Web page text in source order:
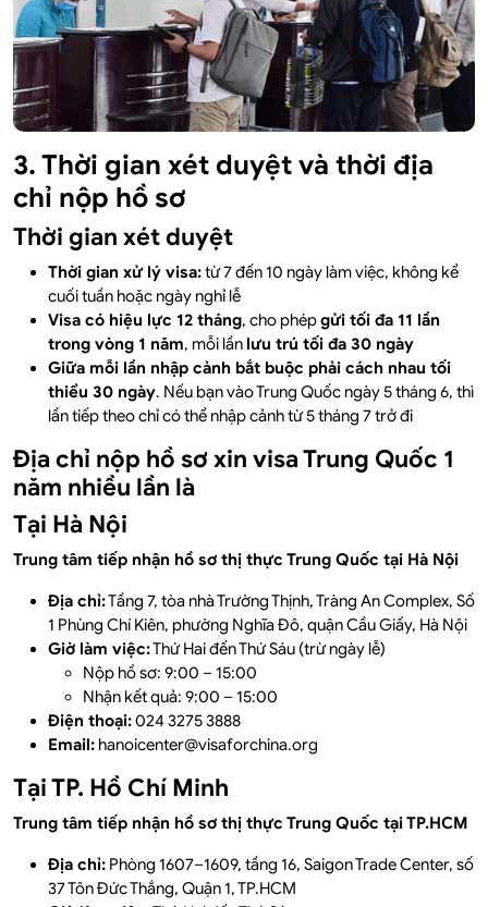
3. Thời gian xét duyệt và thời địa
chỉ nộp hồ sơ
Thời gian xét duyệt
Thời gian xử lý visa:từ 7 đến 10 ngày làm việc, không kể
cuối tuần hoặc ngày nghỉ lễ
Visa có hiệu lực 12 tháng, cho phépgửi tối đa 11 lần
trong vòng 1 năm, mỗi lần lưu trú tối đa 30 ngày
Giữa mỗi lần nhập cảnh bắt buộc phải cách nhau tối
thiểu 30 ngày. Nếu bạn vào Trung Quốc ngày 5 tháng 6, thì
lần tiếp theo chỉ có thể nhập cảnh từ 5 tháng 7 trở đi
Địa chỉ nộp hồ sơ xin visa Trung Quốc 1
năm nhiều lần là
Tại Hà Nội
Trung tâm tiếp nhận hồ sơ thị thực Trung Quốc tại Hà Nội
Địa chỉ:Tầng 7, tòa nhà Trường Thịnh, Tràng An Complex, Số
1 Phùng Chí Kiên, phường Nghĩa Đô, quận Cầu Giấy, Hà Nội
Giờ làm việc:Thứ Hai đến Thứ Sáu (trừ ngày lễ)
Nộp hồ sơ: 9:00 – 15:00
Nhận kết quả: 9:00 – 15:00
Điện thoại:024 3275 3888
Email: hanoicenter@visaforchina.org
Tại TP. Hồ Chí Minh
Trung tâm tiếp nhận hồ sơ thị thực Trung Quốc tại TP.HCM
Địa chỉ: Phòng 1607–1609, tầng 16, Saigon Trade Center, số
37 Tôn Đức Thắng, Quận 1, TP.HCM